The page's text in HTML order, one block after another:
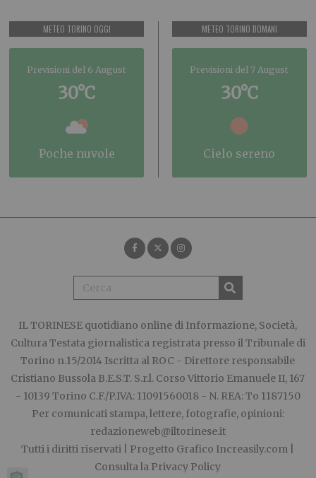
METEO TORINO OGGI
Previsioni del 6 August
30°C
poche nuvole
METEO TORINO DOMANI
Previsioni del 7 August
30°C
cielo sereno
IL TORINESE quotidiano online di Informazione, Società,
Cultura Testata giornalistica registrata presso il Tribunale di
Torino n.15/2014 Iscritta al ROC - Direttore responsabile
Cristiano Bussola B.E.S.T. S.r.l. Corso Vittorio Emanuele II, 167
- 10139 Torino C.F./P.IVA: 11091560018 - N. REA: To 1187150
Per comunicati stampa, lettere, fotografie, opinioni:
redazioneweb@iltorinese.it
Tutti i diritti riservati | Progetto Grafico Increasily.com
Consulta la Privacy Policy